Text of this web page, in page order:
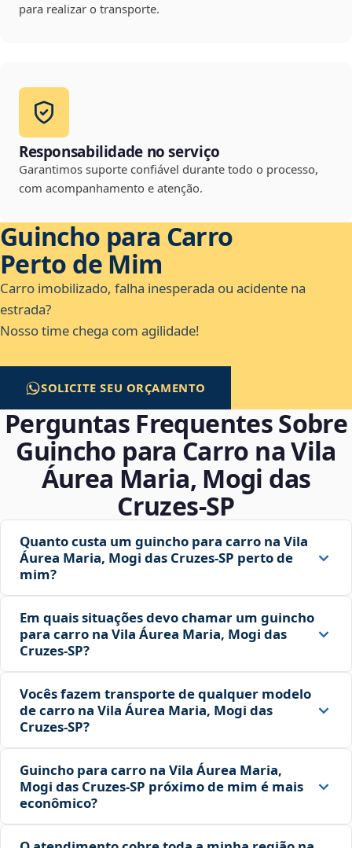
para realizar o transporte.
Responsabilidade no serviço
Garantimos suporte confiável durante todo o processo,
com acompanhamento e atenção.
Guincho para Carro
Perto de Mim
Carro imobilizado, falha inesperada ou acidente na
estrada?
Nosso time chega com agilidade!
SOLICITE SEU ORÇAMENTO
Perguntas Frequentes Sobre
Guincho para Carro na Vila
Áurea Maria, Mogi das
Cruzes‑SP
Quanto custa um guincho para carro na Vila
Áurea Maria, Mogi das Cruzes‑SP perto de
mim?
Em quais situações devo chamar um guincho
para carro na Vila Áurea Maria, Mogi das
Cruzes‑SP?
Vocês fazem transporte de qualquer modelo
de carro na Vila Áurea Maria, Mogi das
Cruzes‑SP?
Guincho para carro na Vila Áurea Maria,
Mogi das Cruzes‑SP próximo de mim é mais
econômico?